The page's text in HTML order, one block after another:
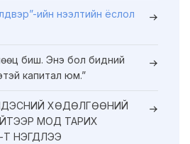
ийн нээлтийн ёслол
биш. Энэ бол бидний
капитал юм.”
ХӨДӨЛГӨӨНИЙ
МОД ТАРИХ
НЭГДЛЭЭ